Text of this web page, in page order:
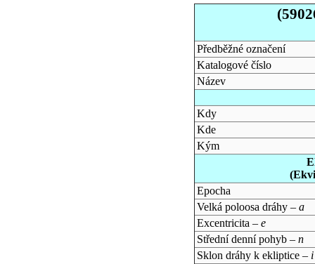
Předběžné označení
Katalogové číslo
Název
Kdy
Kde
Kým
Epocha
Velká poloosa dráhy – a
Excentricita – e
Střední denní pohyb – n
Sklon dráhy k ekliptice – i